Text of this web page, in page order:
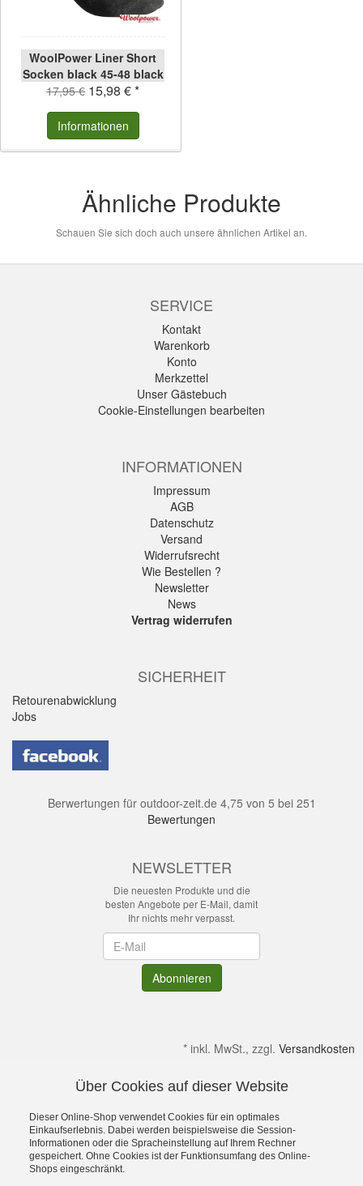
WoolPower Liner Short
Socken black 45-48 black
| 45-48
17,95 € 15,98 € *
Informationen
Ähnliche Produkte
Schauen Sie sich doch auch unsere ähnlichen Artikel an.
SERVICE
Kontakt
Warenkorb
Konto
Merkzettel
Unser Gästebuch
Cookie-Einstellungen bearbeiten
INFORMATIONEN
Impressum
AGB
Datenschutz
Versand
Widerrufsrecht
Wie Bestellen ?
Newsletter
News
Vertrag widerrufen
SICHERHEIT
Retourenabwicklung
Jobs
Berwertungen für outdoor-zeit.de 4,75 von 5 bei 251
Bewertungen
NEWSLETTER
Die neuesten Produkte und die
besten Angebote per E-Mail, damit
Ihr nichts mehr verpasst.
Abonnieren
* inkl. MwSt., zzgl. Versandkosten
Irrtümer & kleine Produktabweichungen vorbehalten!
Gültig solange Verfügbar. Die Abbildungen enthalten teilweise
Dekoration bzw. Zusatzausstattung. Preise gelten ohne diese.
Alle Rechte an Namen, Beschreibungen sowie Bildern gehören
ausschließlich den Inhabern. Dein OutdoorFachgeschäft für
Über Cookies auf dieser Website
Dieser Online-Shop verwendet Cookies für ein optimales
Einkaufserlebnis. Dabei werden beispielsweise die Session-
Informationen oder die Spracheinstellung auf Ihrem Rechner
gespeichert. Ohne Cookies ist der Funktionsumfang des Online-
Shops eingeschränkt.